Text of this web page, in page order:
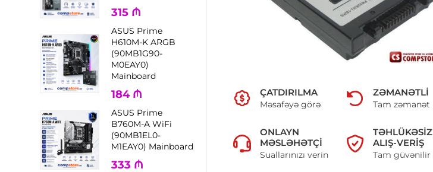
315 ₼
ASUS Prime
H610M-K ARGB
(90MB1G90-
M0EAY0)
Mainboard
184 ₼
ASUS Prime
B760M-A WiFi
(90MB1EL0-
M1EAY0) Mainboard
333 ₼
ÇATDIRILMA
Məsafəyə görə
ZƏMANƏTLI
Tam zəmanət
ONLAYN
MƏSLƏHƏTÇI
Suallarınızı verin
TƏHLÜKƏSIZ
ALIŞ-VERIŞ
Tam güvənilir